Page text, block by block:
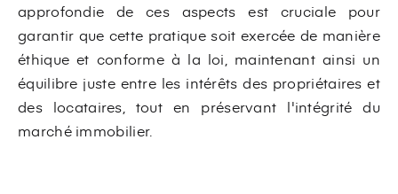
approfondie de ces aspects est cruciale pour
garantir que cette pratique soit exercée de manière
éthique et conforme à la loi, maintenant ainsi un
équilibre juste entre les intérêts des propriétaires et
des locataires, tout en préservant l'intégrité du
marché immobilier.